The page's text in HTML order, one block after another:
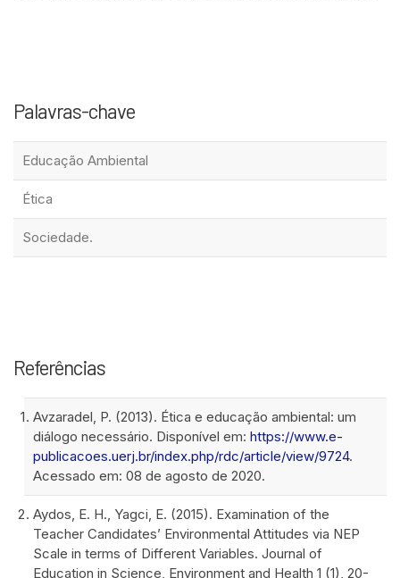
Palavras-chave
Educação Ambiental
Ética
Sociedade.
Referências
Avzaradel, P. (2013). Ética e educação ambiental: um
diálogo necessário. Disponível em: https://www.e-
publicacoes.uerj.br/index.php/rdc/article/view/9724.
Acessado em: 08 de agosto de 2020.
Aydos, E. H., Yagci, E. (2015). Examination of the
Teacher Candidates’ Environmental Attitudes via NEP
Scale in terms of Different Variables. Journal of
Education in Science, Environment and Health 1 (1), 20-